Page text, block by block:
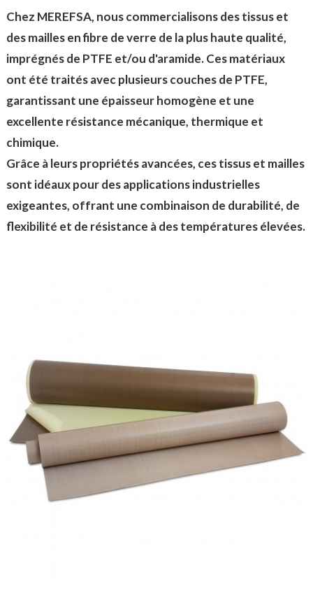
Chez MEREFSA, nous commercialisons des tissus et
des mailles en fibre de verre de la plus haute qualité,
imprégnés de PTFE et/ou d'aramide. Ces matériaux
ont été traités avec plusieurs couches de PTFE,
garantissant une épaisseur homogène et une
excellente résistance mécanique, thermique et
chimique.
Grâce à leurs propriétés avancées, ces tissus et mailles
sont idéaux pour des applications industrielles
exigeantes, offrant une combinaison de durabilité, de
flexibilité et de résistance à des températures élevées.